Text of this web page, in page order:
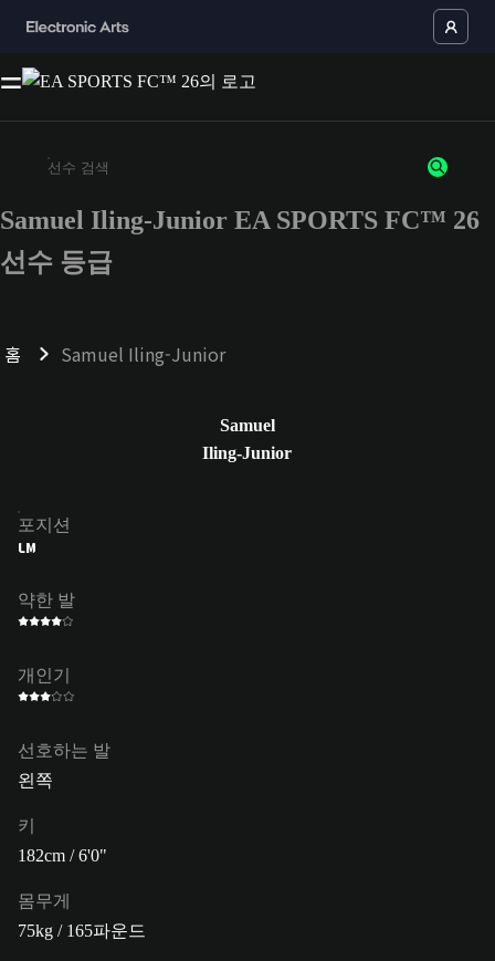
최소 3자 이상의 문자 또는 숫자를 입력하세요
Samuel Iling-Junior EA SPORTS FC™ 26
선수 등급
홈 Samuel Iling-Junior
Samuel
Iling-Junior
포지션
LM
약한 발
개인기
선호하는 발
왼쪽
키
182cm / 6'0"
몸무게
75kg / 165파운드